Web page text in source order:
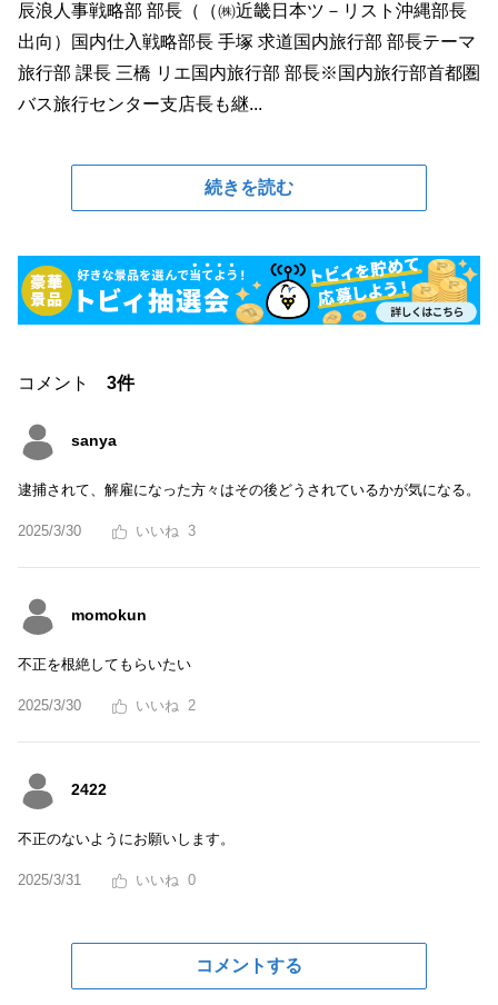
辰浪人事戦略部 部長（（㈱近畿日本ツ－リスト沖縄部長
出向）国内仕入戦略部長 手塚 求道国内旅行部 部長テーマ
旅行部 課長 三橋 リエ国内旅行部 部長※国内旅行部首都圏
バス旅行センター支店長も継...
続きを読む
コメント 3件
sanya
逮捕されて、解雇になった方々はその後どうされているかが気になる。
2025/3/30 3
momokun
不正を根絶してもらいたい
2025/3/30 2
2422
不正のないようにお願いします。
2025/3/31 0
コメントする